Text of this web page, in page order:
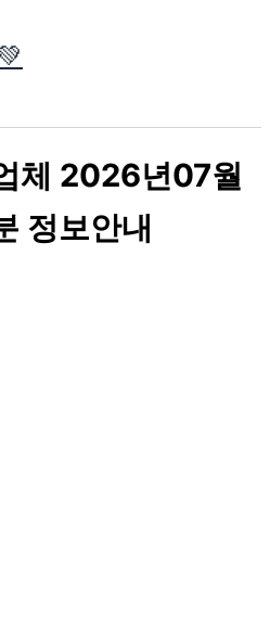
체 2026년07월
정보안내